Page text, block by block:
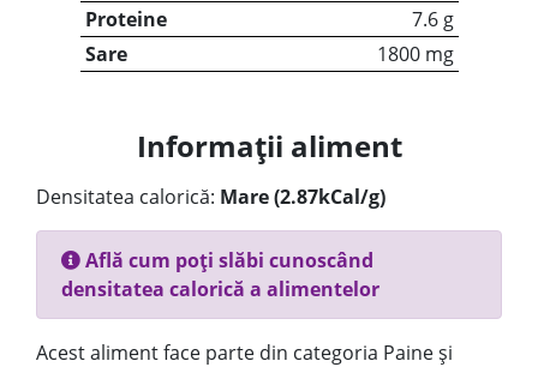
Proteine
7.6 g
Sare
1800 mg
Informații aliment
Densitatea calorică: Mare (2.87kCal/g)
Află cum poți slăbi cunoscând
densitatea calorică a alimentelor
Acest aliment face parte din categoria Paine și